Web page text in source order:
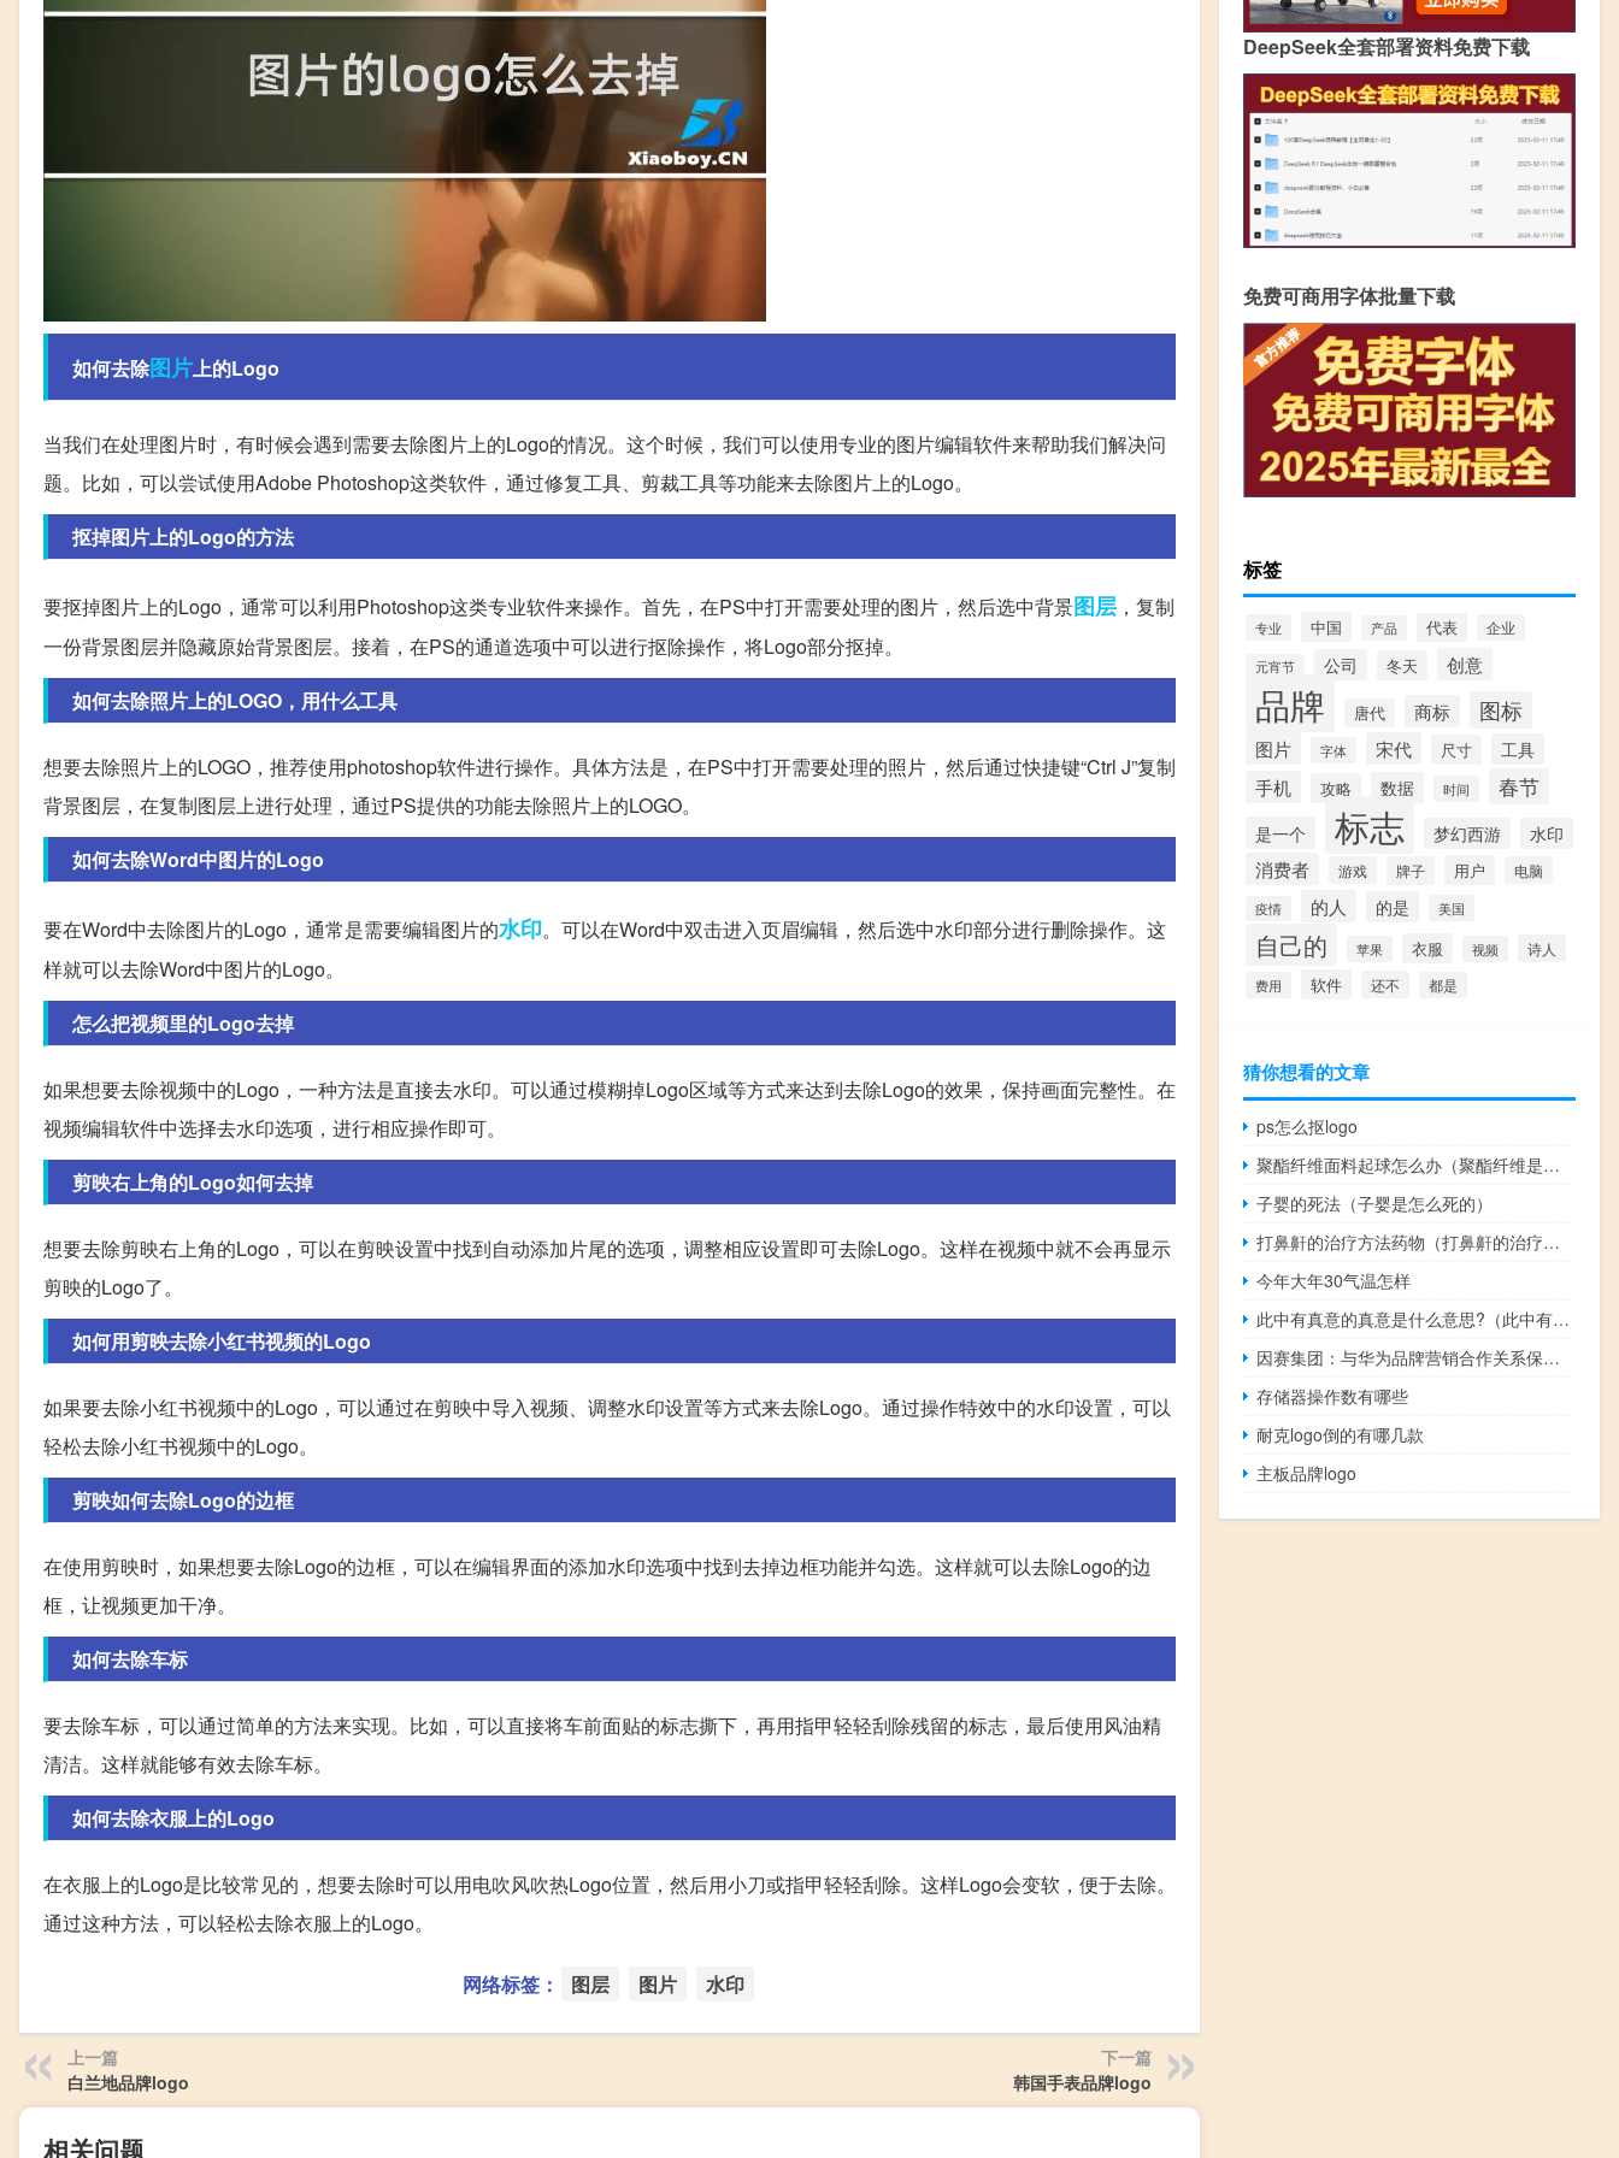
如何去除图片 上的Logo
当我们在处理图片时，有时候会遇到需要去除图片上的Logo的情况。这个时候，我们可以使用专业的图片编辑软件来帮助我们解决问
题。比如，可以尝试使用Adobe Photoshop这类软件，通过修复工具、剪裁工具等功能来去除图片上的Logo。
抠掉图片上的Logo的方法
要抠掉图片上的Logo，通常可以利用Photoshop这类专业软件来操作。首先，在PS中打开需要处理的图片，然后选中背景图层 ，复制
一份背景图层并隐藏原始背景图层。接着，在PS的通道选项中可以进行抠除操作，将Logo部分抠掉。
如何去除照片上的LOGO，用什么工具
想要去除照片上的LOGO，推荐使用photoshop软件进行操作。具体方法是，在PS中打开需要处理的照片，然后通过快捷键“Ctrl J”复制
背景图层，在复制图层上进行处理，通过PS提供的功能去除照片上的LOGO。
如何去除Word中图片的Logo
要在Word中去除图片的Logo，通常是需要编辑图片的水印。可以在Word中双击进入页眉编辑，然后选中水印部分进行删除操作。这
样就可以去除Word中图片的Logo。
怎么把视频里的Logo去掉
如果想要去除视频中的Logo，一种方法是直接去水印。可以通过模糊掉Logo区域等方式来达到去除Logo的效果，保持画面完整性。在
视频编辑软件中选择去水印选项，进行相应操作即可。
剪映右上角的Logo如何去掉
想要去除剪映右上角的Logo，可以在剪映设置中找到自动添加片尾的选项，调整相应设置即可去除Logo。这样在视频中就不会再显示
剪映的Logo了。
如何用剪映去除小红书视频的Logo
如果要去除小红书视频中的Logo，可以通过在剪映中导入视频、调整水印设置等方式来去除Logo。通过操作特效中的水印设置，可以
轻松去除小红书视频中的Logo。
剪映如何去除Logo的边框
在使用剪映时，如果想要去除Logo的边框，可以在编辑界面的添加水印选项中找到去掉边框功能并勾选。这样就可以去除Logo的边
框，让视频更加干净。
如何去除车标
要去除车标，可以通过简单的方法来实现。比如，可以直接将车前面贴的标志撕下，再用指甲轻轻刮除残留的标志，最后使用风油精
清洁。这样就能够有效去除车标。
如何去除衣服上的Logo
在衣服上的Logo是比较常见的，想要去除时可以用电吹风吹热Logo位置，然后用小刀或指甲轻轻刮除。这样Logo会变软，便于去除。
通过这种方法，可以轻松去除衣服上的Logo。
网络标签： 图层 图片 水印
上一篇
白兰地品牌logo
下一篇
韩国手表品牌logo
相关问题
DeepSeek全套部署资料免费下载
免费可商用字体批量下载
标签
专业 中国 产品 代表 企业
元宵节 公司 冬天 创意
品牌 唐代 商标 图标
图片 字体 宋代 尺寸 工具
手机 攻略 数据 时间 春节
是一个 标志 梦幻西游 水印
消费者 游戏 牌子 用户 电脑
疫情 的人 的是 美国
自己的 苹果 衣服 视频 诗人
费用 软件 还不 都是
猜你想看的文章
ps怎么抠logo
聚酯纤维面料起球怎么办（聚酯纤维是什么面料起球）
子婴的死法（子婴是怎么死的）
打鼻鼾的治疗方法药物（打鼻鼾的治疗方法）
今年大年30气温怎样
此中有真意的真意是什么意思?（此中有真意的真意指什么）
因赛集团：与华为品牌营销合作关系保持长期稳定
存储器操作数有哪些
耐克logo倒的有哪几款
主板品牌logo